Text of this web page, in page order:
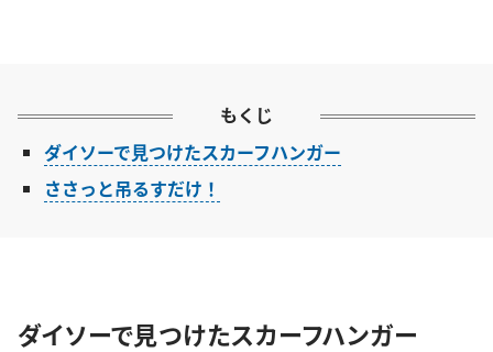
もくじ
ダイソーで見つけたスカーフハンガー
ささっと吊るすだけ！
ダイソーで見つけたスカーフハンガー